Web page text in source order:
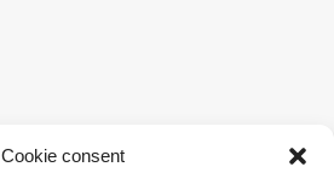
Cookie consent